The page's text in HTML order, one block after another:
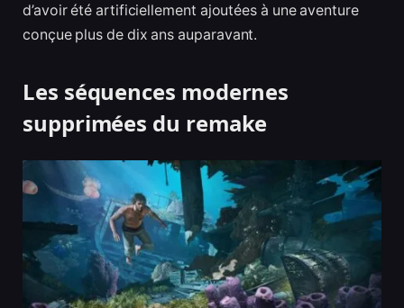
d’avoir été artificiellement ajoutées à une aventure
conçue plus de dix ans auparavant.
Les séquences modernes
supprimées du remake